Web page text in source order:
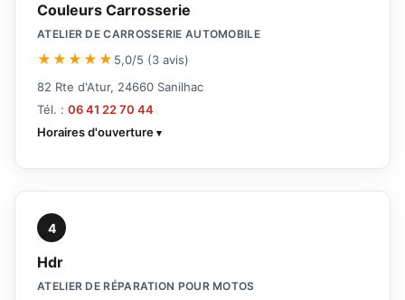
Couleurs Carrosserie
ATELIER DE CARROSSERIE AUTOMOBILE
★★★★★ 5,0/5 (3 avis)
82 Rte d'Atur, 24660 Sanilhac
Tél. : 06 41 22 70 44
Horaires d'ouverture
4
Hdr
ATELIER DE RÉPARATION POUR MOTOS